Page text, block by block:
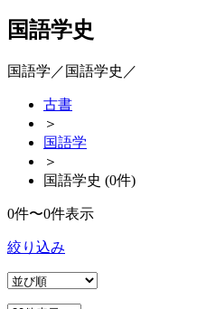
国語学史
国語学／国語学史／
古書
＞
国語学
＞
国語学史 (0件)
0件〜0件表示
絞り込み